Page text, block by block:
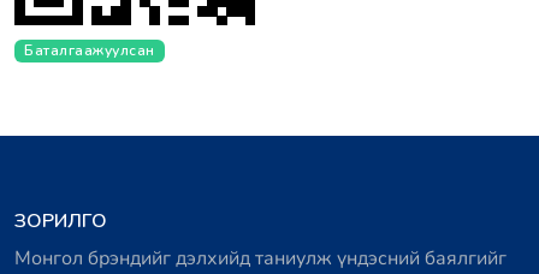
Баталгаажуулсан
ЗОРИЛГО
Монгол брэндийг дэлхийд таниулж үндэсний баялгийг